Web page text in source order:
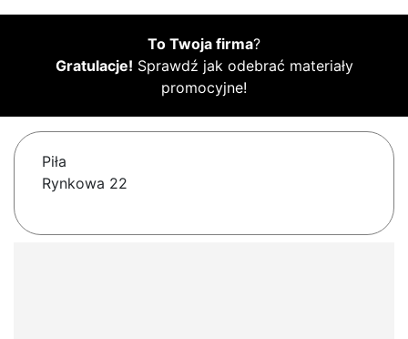
To Twoja firma?
Gratulacje! Sprawdź jak odebrać materiały
promocyjne!
Piła
Rynkowa 22